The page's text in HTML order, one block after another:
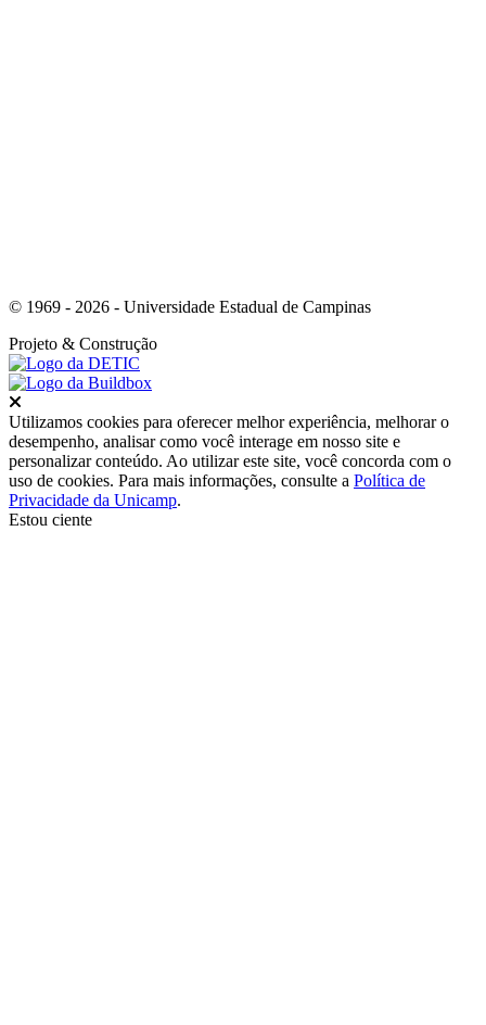
© 1969 - 2026 - Universidade Estadual de Campinas
Projeto & Construção
Utilizamos cookies para oferecer melhor experiência, melhorar o
desempenho, analisar como você interage em nosso site e
personalizar conteúdo. Ao utilizar este site, você concorda com o
uso de cookies. Para mais informações, consulte a Política de
Privacidade da Unicamp.
Estou ciente